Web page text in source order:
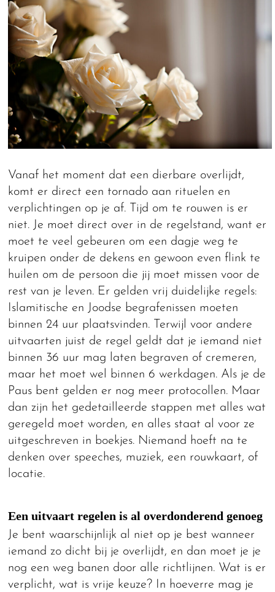
Vanaf het moment dat een dierbare overlijdt,
komt er direct een tornado aan rituelen en
verplichtingen op je af. Tijd om te rouwen is er
niet. Je moet direct over in de regelstand, want er
moet te veel gebeuren om een dagje weg te
kruipen onder de dekens en gewoon even flink te
huilen om de persoon die jij moet missen voor de
rest van je leven. Er gelden vrij duidelijke regels:
Islamitische en Joodse begrafenissen moeten
binnen 24 uur plaatsvinden. Terwijl voor andere
uitvaarten juist de regel geldt dat je iemand niet
binnen 36 uur mag laten begraven of cremeren,
maar het moet wel binnen 6 werkdagen. Als je de
Paus bent gelden er nog meer protocollen. Maar
dan zijn het gedetailleerde stappen met alles wat
geregeld moet worden, en alles staat al voor ze
uitgeschreven in boekjes. Niemand hoeft na te
denken over speeches, muziek, een rouwkaart, of
locatie.
Een uitvaart regelen is al overdonderend genoeg
Je bent waarschijnlijk al niet op je best wanneer
iemand zo dicht bij je overlijdt, en dan moet je je
nog een weg banen door alle richtlijnen. Wat is er
verplicht, wat is vrije keuze? In hoeverre mag je